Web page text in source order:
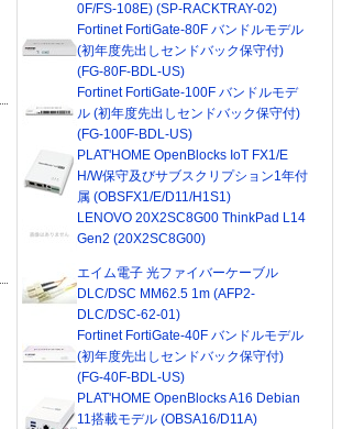
0F/FS-108E) (SP-RACKTRAY-02)
Fortinet FortiGate-80F バンドルモデル
(初年度先出しセンドバック保守付)
(FG-80F-BDL-US)
Fortinet FortiGate-100F バンドルモデ
ル (初年度先出しセンドバック保守付)
(FG-100F-BDL-US)
PLAT'HOME OpenBlocks IoT FX1/E
H/W保守及びサブスクリプション1年付
属 (OBSFX1/E/D11/H1S1)
LENOVO 20X2SC8G00 ThinkPad L14
Gen2 (20X2SC8G00)
エイム電子 光ファイバーケーブル
DLC/DSC MM62.5 1m (AFP2-
DLC/DSC-62-01)
Fortinet FortiGate-40F バンドルモデル
(初年度先出しセンドバック保守付)
(FG-40F-BDL-US)
PLAT'HOME OpenBlocks A16 Debian
11搭載モデル (OBSA16/D11A)